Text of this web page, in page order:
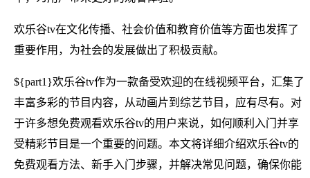
欢乐谷tv在文化传播、社会价值和教育价值等方面也发挥了
重要作用，为社会的发展做出了积极贡献。
${part1}欢乐谷tv作为一款备受欢迎的在线视频平台，汇集了
丰富多彩的节目内容，从动画片到综艺节目，应有尽有。对
于许多想免费观看欢乐谷tv的用户来说，如何顺利入门并享
受精彩节目是一个重要的问题。本文将详细介绍欢乐谷tv的
免费观看方法、新手入门步骤，并解决常见问题，确保你能